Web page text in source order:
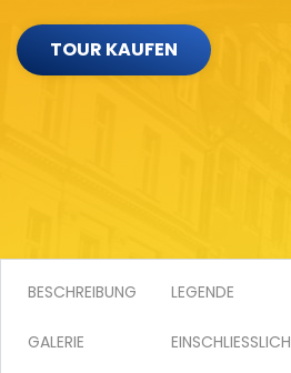
TOUR KAUFEN
BESCHREIBUNG LEGENDE
GALERIE EINSCHLIESSLICH